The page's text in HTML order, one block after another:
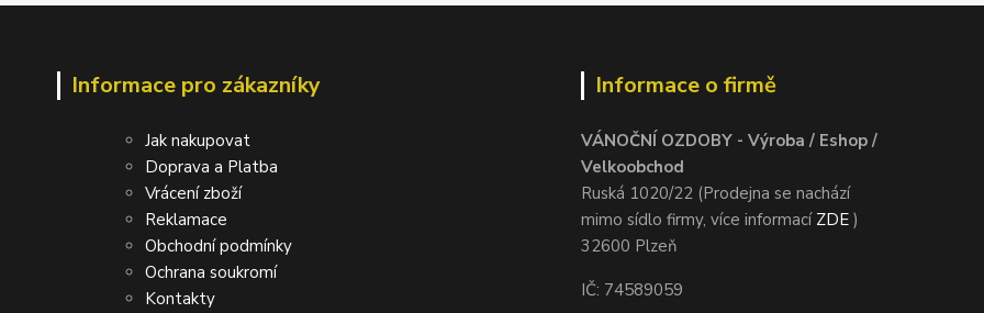
Informace pro zákazníky
Jak nakupovat
Doprava a Platba
Vrácení zboží
Reklamace
Obchodní podmínky
Ochrana soukromí
Kontakty
Informace o firmě
VÁNOČNÍ OZDOBY - Výroba / Eshop /
Velkoobchod
Ruská 1020/22 (Prodejna se nachází
mimo sídlo firmy, více informací ZDE )
32600 Plzeň
IČ: 74589059